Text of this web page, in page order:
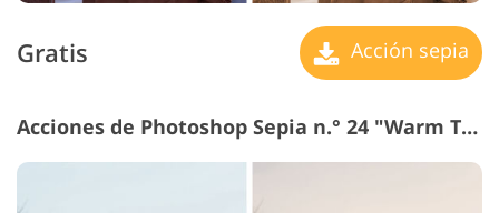
Gratis Acción sepia
Acciones de Photoshop Sepia n.° 24 "Warm Toning"